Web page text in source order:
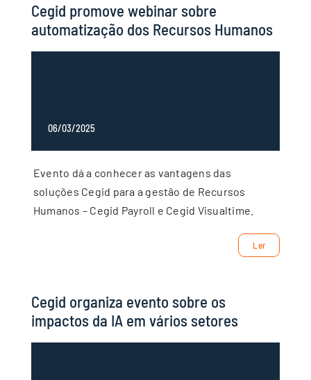
Cegid promove webinar sobre
automatização dos Recursos Humanos
06/03/2025
Evento dá a conhecer as vantagens das
soluções Cegid para a gestão de Recursos
Humanos – Cegid Payroll e Cegid Visualtime.
Ler
Cegid organiza evento sobre os
impactos da IA em vários setores